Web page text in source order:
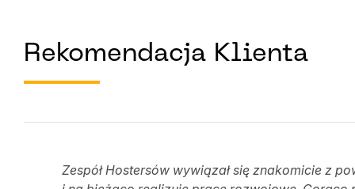
Rekomendacja Klienta
Zespół Hostersów wywiązał się znakomicie z